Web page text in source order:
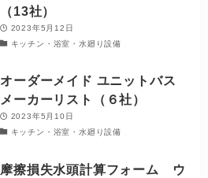
（13社）
2023年5月12日
キッチン・浴室・水廻り設備
オーダーメイド ユニットバス
メーカーリスト（６社）
2023年5月10日
キッチン・浴室・水廻り設備
摩擦損失水頭計算フォーム ウ